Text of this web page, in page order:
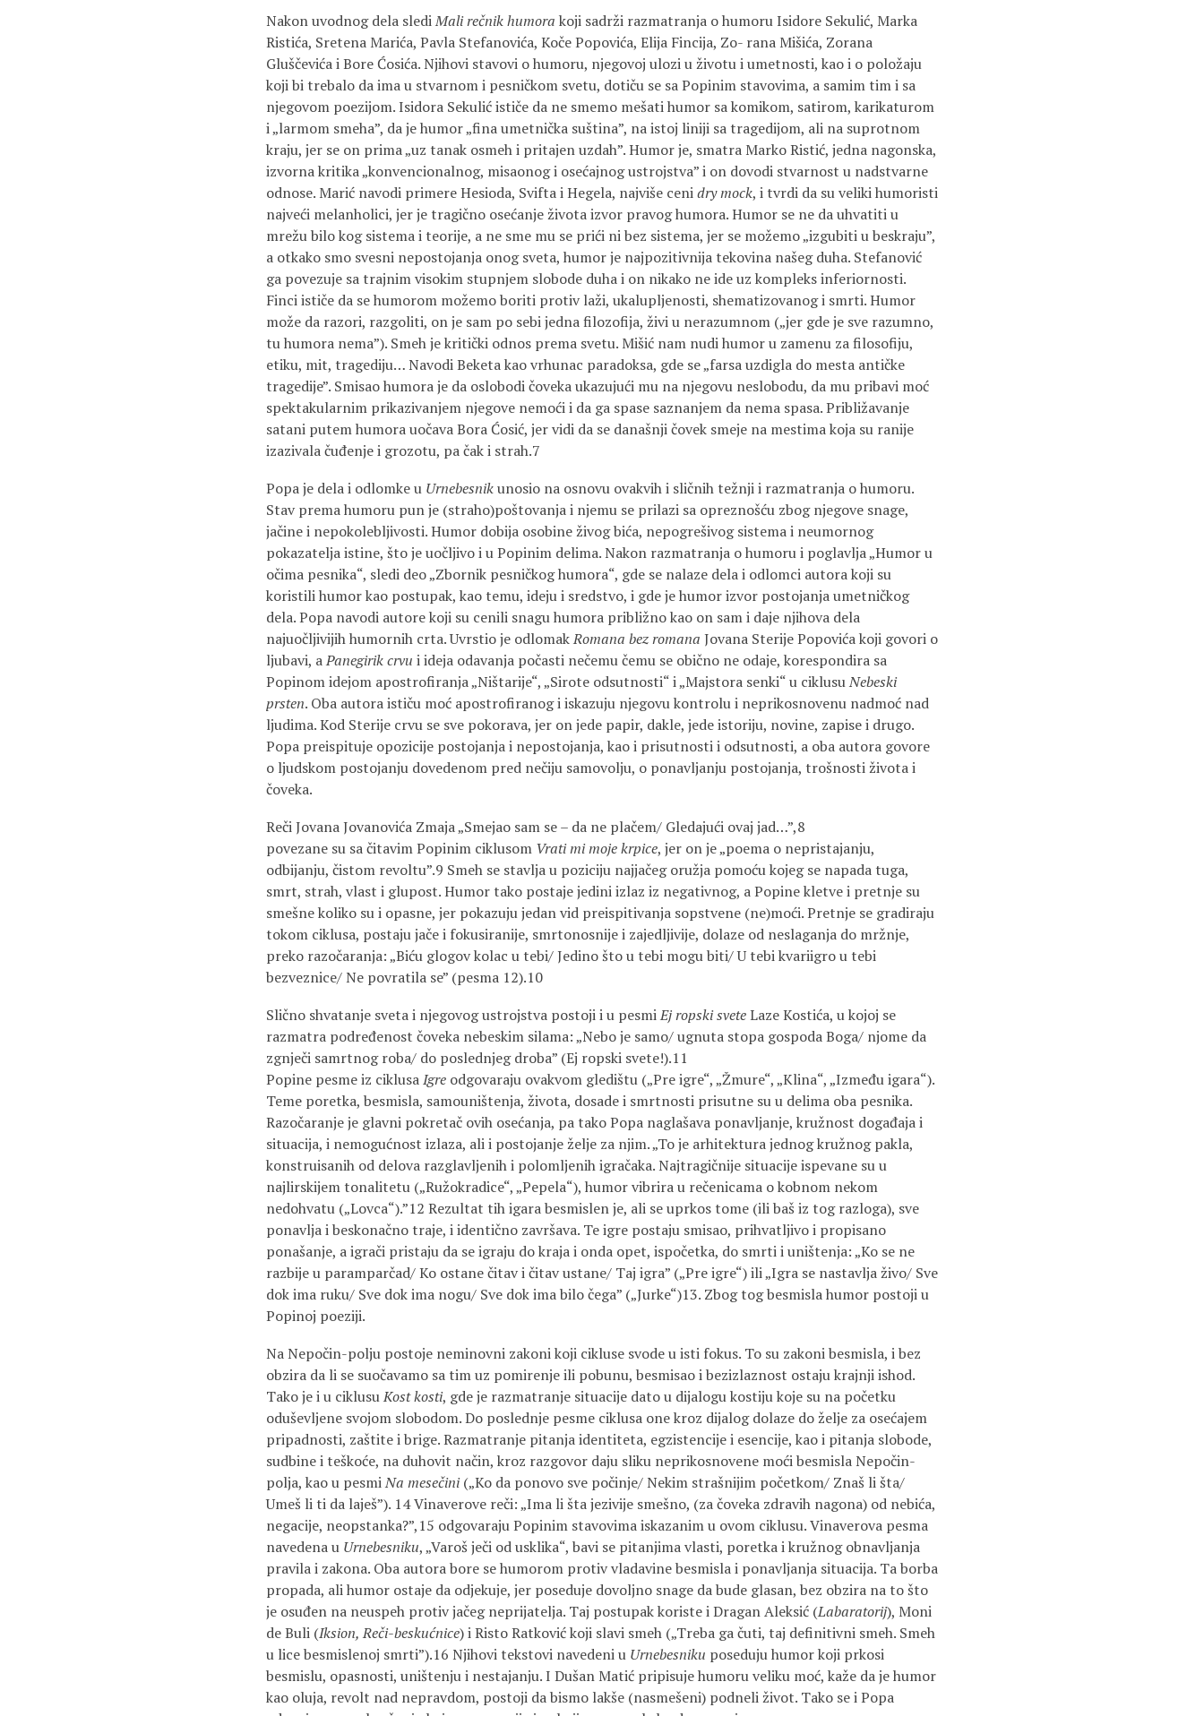
Nakon uvodnog dela slediMali rečnik humora koji sadrži razmatranja o humoru Isidore Sekulić, Marka
Ristića, Sretena Marića, Pavla Stefanovića, Koče Popovića, Elija Fincija, Zo- rana Mišića, Zorana
Gluščevića i Bore Ćosića. Njihovi stavovi o humoru, njegovoj ulozi u životu i umetnosti, kao i o položaju
koji bi trebalo da ima u stvarnom i pesničkom svetu, dotiču se sa Popinim stavovima, a samim tim i sa
njegovom poezijom. Isidora Sekulić ističe da ne smemo mešati humor sa komikom, satirom, karikaturom
i „larmom smeha”, da je humor „fina umetnička suština”, na istoj liniji sa tragedijom, ali na suprotnom
kraju, jer se on prima „uz tanak osmeh i pritajen uzdah”. Humor je, smatra Marko Ristić, jedna nagonska,
izvorna kritika „konvencionalnog, misaonog i osećajnog ustrojstva” i on dovodi stvarnost u nadstvarne
odnose. Marić navodi primere Hesioda, Svifta i Hegela, najviše cenidry mock, i tvrdi da su veliki humoristi
najveći melanholici, jer je tragično osećanje života izvor pravog humora. Humor se ne da uhvatiti u
mrežu bilo kog sistema i teorije, a ne sme mu se prići ni bez sistema, jer se možemo „izgubiti u beskraju”,
a otkako smo svesni nepostojanja onog sveta, humor je najpozitivnija tekovina našeg duha. Stefanović
ga povezuje sa trajnim visokim stupnjem slobode duha i on nikako ne ide uz kompleks inferiornosti.
Finci ističe da se humorom možemo boriti protiv laži, ukalupljenosti, shematizovanog i smrti. Humor
može da razori, razgoliti, on je sam po sebi jedna filozofija, živi u nerazumnom („jer gde je sve razumno,
tu humora nema”). Smeh je kritički odnos prema svetu. Mišić nam nudi humor u zamenu za filosofiju,
etiku, mit, tragediju… Navodi Beketa kao vrhunac paradoksa, gde se „farsa uzdigla do mesta antičke
tragedije”. Smisao humora je da oslobodi čoveka ukazujući mu na njegovu neslobodu, da mu pribavi moć
spektakularnim prikazivanjem njegove nemoći i da ga spase saznanjem da nema spasa. Približavanje
satani putem humora uočava Bora Ćosić, jer vidi da se današnji čovek smeje na mestima koja su ranije
izazivala čuđenje i grozotu, pa čak i strah.7
Popa je dela i odlomke u Urnebesnikunosio na osnovu ovakvih i sličnih težnji i razmatranja o humoru.
Stav prema humoru pun je (straho)poštovanja i njemu se prilazi sa opreznošću zbog njegove snage,
jačine i nepokolebljivosti. Humor dobija osobine živog bića, nepogrešivog sistema i neumornog
pokazatelja istine, što je uočljivo i u Popinim delima. Nakon razmatranja o humoru i poglavlja „Humor u
očima pesnika“, sledi deo „Zbornik pesničkog humora“, gde se nalaze dela i odlomci autora koji su
koristili humor kao postupak, kao temu, ideju i sredstvo, i gde je humor izvor postojanja umetničkog
dela. Popa navodi autore koji su cenili snagu humora približno kao on sam i daje njihova dela
najuočljivijih humornih crta. Uvrstio je odlomakRomana bez romana Jovana Sterije Popovića koji govori o
ljubavi, aPanegirik crvu i ideja odavanja počasti nečemu čemu se obično ne odaje, korespondira sa
Popinom idejom apostrofiranja „Ništarije“, „Sirote odsutnosti“ i „Majstora senki“ u ciklusuNebeski
prsten. Oba autora ističu moć apostrofiranog i iskazuju njegovu kontrolu i neprikosnovenu nadmoć nad
ljudima. Kod Sterije crvu se sve pokorava, jer on jede papir, dakle, jede istoriju, novine, zapise i drugo.
Popa preispituje opozicije postojanja i nepostojanja, kao i prisutnosti i odsutnosti, a oba autora govore
o ljudskom postojanju dovedenom pred nečiju samovolju, o ponavljanju postojanja, trošnosti života i
čoveka.
Reči Jovana Jovanovića Zmaja „Smejao sam se – da ne plačem/ Gledajući ovaj jad…”,8
povezane su sa čitavim Popinim ciklusom Vrati mi moje krpice, jer on je „poema o nepristajanju,
odbijanju, čistom revoltu”.9 Smeh se stavlja u poziciju najjačeg oružja pomoću kojeg se napada tuga,
smrt, strah, vlast i glupost. Humor tako postaje jedini izlaz iz negativnog, a Popine kletve i pretnje su
smešne koliko su i opasne, jer pokazuju jedan vid preispitivanja sopstvene (ne)moći. Pretnje se gradiraju
tokom ciklusa, postaju jače i fokusiranije, smrtonosnije i zajedljivije, dolaze od neslaganja do mržnje,
preko razočaranja: „Biću glogov kolac u tebi/ Jedino što u tebi mogu biti/ U tebi kvariigro u tebi
bezveznice/ Ne povratila se” (pesma 12).10
Slično shvatanje sveta i njegovog ustrojstva postoji i u pesmiEj ropski sveteLaze Kostića, u kojoj se
razmatra podređenost čoveka nebeskim silama: „Nebo je samo/ ugnuta stopa gospoda Boga/ njome da
zgnječi samrtnog roba/ do poslednjeg droba” (Ej ropski svete!).11
Popine pesme iz ciklusaIgre odgovaraju ovakvom gledištu („Pre igre“, „Žmure“, „Klina“, „Između igara“).
Teme poretka, besmisla, samouništenja, života, dosade i smrtnosti prisutne su u delima oba pesnika.
Razočaranje je glavni pokretač ovih osećanja, pa tako Popa naglašava ponavljanje, kružnost događaja i
situacija, i nemogućnost izlaza, ali i postojanje želje za njim. „To je arhitektura jednog kružnog pakla,
konstruisanih od delova razglavljenih i polomljenih igračaka. Najtragičnije situacije ispevane su u
najlirskijem tonalitetu („Ružokradice“, „Pepela“), humor vibrira u rečenicama o kobnom nekom
nedohvatu („Lovca“).”12 Rezultat tih igara besmislen je, ali se uprkos tome (ili baš iz tog razloga), sve
ponavlja i beskonačno traje, i identično završava. Te igre postaju smisao, prihvatljivo i propisano
ponašanje, a igrači pristaju da se igraju do kraja i onda opet, ispočetka, do smrti i uništenja: „Ko se ne
razbije u paramparčad/ Ko ostane čitav i čitav ustane/ Taj igra” („Pre igre“) ili „Igra se nastavlja živo/ Sve
dok ima ruku/ Sve dok ima nogu/ Sve dok ima bilo čega” („Jurke“)13. Zbog tog besmisla humor postoji u
Popinoj poeziji.
Na Nepočin-polju postoje neminovni zakoni koji cikluse svode u isti fokus. To su zakoni besmisla, i bez
obzira da li se suočavamo sa tim uz pomirenje ili pobunu, besmisao i bezizlaznost ostaju krajnji ishod.
Tako je i u ciklusuKost kosti, gde je razmatranje situacije dato u dijalogu kostiju koje su na početku
oduševljene svojom slobodom. Do poslednje pesme ciklusa one kroz dijalog dolaze do želje za osećajem
pripadnosti, zaštite i brige. Razmatranje pitanja identiteta, egzistencije i esencije, kao i pitanja slobode,
sudbine i teškoće, na duhovit način, kroz razgovor daju sliku neprikosnovene moći besmisla Nepočin-
polja, kao u pesmiNa mesečini(„Ko da ponovo sve počinje/ Nekim strašnijim početkom/ Znaš li šta/
Umeš li ti da laješ”). 14 Vinaverove reči: „Ima li šta jezivije smešno, (za čoveka zdravih nagona) od nebića,
negacije, neopstanka?”,15 odgovaraju Popinim stavovima iskazanim u ovom ciklusu. Vinaverova pesma
navedena u Urnebesniku, „Varoš ječi od usklika“, bavi se pitanjima vlasti, poretka i kružnog obnavljanja
pravila i zakona. Oba autora bore se humorom protiv vladavine besmisla i ponavljanja situacija. Ta borba
propada, ali humor ostaje da odjekuje, jer poseduje dovoljno snage da bude glasan, bez obzira na to što
je osuđen na neuspeh protiv jačeg neprijatelja. Taj postupak koriste i Dragan Aleksić (Laba­ratorij), Moni
de Buli (Iksion, Reči-beskućnice) i Risto Ratković koji slavi smeh („Treba ga čuti, taj definitivni smeh. Smeh
u lice besmislenoj smrti”).16 Njihovi tekstovi navedeni u Urne­besniku poseduju humor koji prkosi
besmislu, opasnosti, uništenju i nestajanju. I Dušan Matić pripisuje humoru veliku moć, kaže da je humor
kao oluja, revolt nad nepravdom, postoji da bismo lakše (nasmešeni) podneli život. Tako se i Popa